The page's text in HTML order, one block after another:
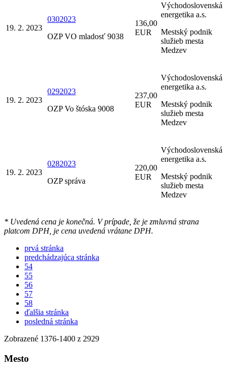
19. 2. 2023
0302023
OZP VO mladosť 9038
136,00
EUR
Východoslovenská
energetika a.s.
Mestský podnik
služieb mesta
Medzev
19. 2. 2023
0292023
OZP Vo štóska 9008
237,00
EUR
Východoslovenská
energetika a.s.
Mestský podnik
služieb mesta
Medzev
19. 2. 2023
0282023
OZP správa
220,00
EUR
Východoslovenská
energetika a.s.
Mestský podnik
služieb mesta
Medzev
* Uvedená cena je konečná. V prípade, že je zmluvná strana
platcom DPH, je cena uvedená vrátane DPH.
prvá stránka
predchádzajúca stránka
54
55
56
57
58
ďalšia stránka
posledná stránka
Zobrazené 1376-1400 z 2929
Mesto